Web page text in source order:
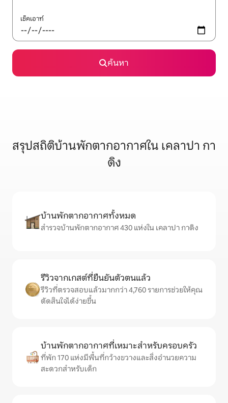
เช็คเอาท์
ค้นหา
สรุปสถิติบ้านพักตากอากาศใน เคลาปา กา
ดิง
บ้านพักตากอากาศทั้งหมด
สำรวจบ้านพักตากอากาศ 430 แห่งใน เคลาปา กาดิง
รีวิวจากเกสต์ที่ยืนยันตัวตนแล้ว
รีวิวที่ตรวจสอบแล้วมากกว่า 4,760 รายการช่วยให้คุณ
ตัดสินใจได้ง่ายขึ้น
บ้านพักตากอากาศที่เหมาะสำหรับครอบครัว
ที่พัก 170 แห่งมีพื้นที่กว้างขวางและสิ่งอำนวยความ
สะดวกสำหรับเด็ก